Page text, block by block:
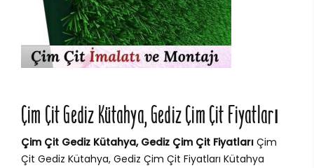
Çim Çit Gediz Kütahya, Gediz Çim Çit Fiyatları
Çim Çit Gediz Kütahya, Gediz Çim Çit Fiyatları Çim
Çit Gediz Kütahya, Gediz Çim Çit Fiyatları Kütahya